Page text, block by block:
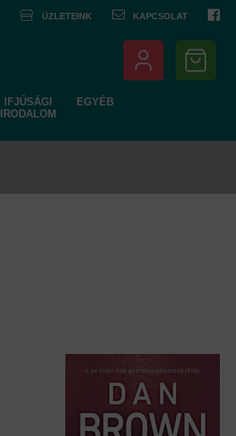
ÜZLETEINK KAPCSOLAT
IFJÚSÁGI
IRODALOM
EGYÉB